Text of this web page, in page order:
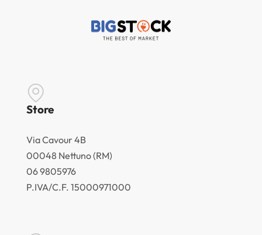
Store
Via Cavour 4B
00048 Nettuno (RM)
06 9805976
P.IVA/C.F. 15000971000